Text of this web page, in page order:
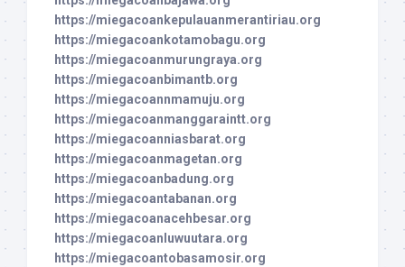
https://miegacoankepulauanmerantiriau.org
https://miegacoankotamobagu.org
https://miegacoanmurungraya.org
https://miegacoanbimantb.org
https://miegacoannmamuju.org
https://miegacoanmanggaraintt.org
https://miegacoanniasbarat.org
https://miegacoanmagetan.org
https://miegacoanbadung.org
https://miegacoantabanan.org
https://miegacoanacehbesar.org
https://miegacoanluwuutara.org
https://miegacoantobasamosir.org